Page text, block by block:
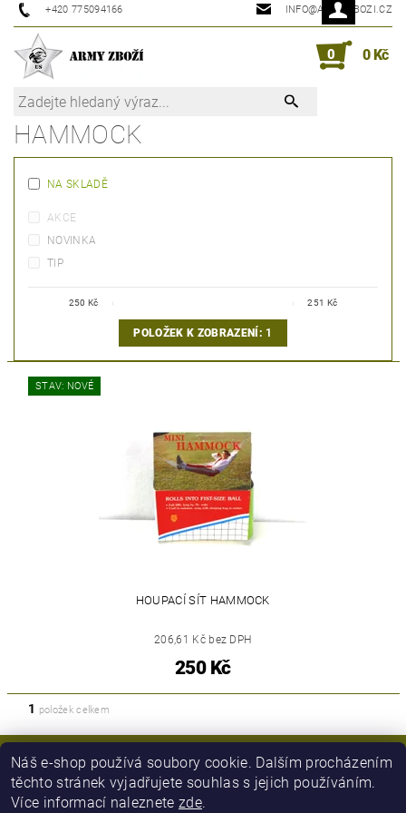
+420 775094166 INFO@ARMYZBOZI.CZ
0 0 Kč
HAMMOCK
NA SKLADĚ
AKCE
NOVINKA
TIP
250 Kč 251 Kč
POLOŽEK K ZOBRAZENÍ: 1
STAV: NOVÉ
HOUPACÍ SÍT HAMMOCK
206,61 Kč bez DPH
250 Kč
1 položek celkem
Náš e-shop používá soubory cookie. Dalším procházením
těchto stránek vyjadřujete souhlas s jejich používáním.
Více informací naleznetezde.